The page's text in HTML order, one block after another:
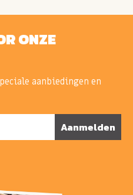
ONZE
aanbiedingen en
Aanmelden